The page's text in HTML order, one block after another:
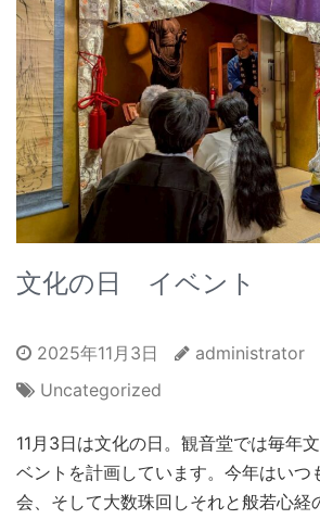
文化の日 イベント
2025年11月3日
administrator
Uncategorized
11月3日は文化の日。観音堂では毎年
ベントを計画しています。今年はいつ
会、そして大数珠回しそれと般若心経